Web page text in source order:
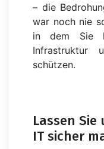
– die
war noch nie
in dem Sie
Infrastruktur
schützen.
Lassen Sie
IT sicher